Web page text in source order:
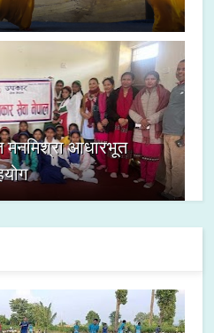
मनमिश्रा आधारभूत